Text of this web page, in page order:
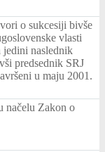
o sukcesiji bivše
vlasti
jedini naslednik
predsednik SRJ
u maju 2001.
načelu Zakon o